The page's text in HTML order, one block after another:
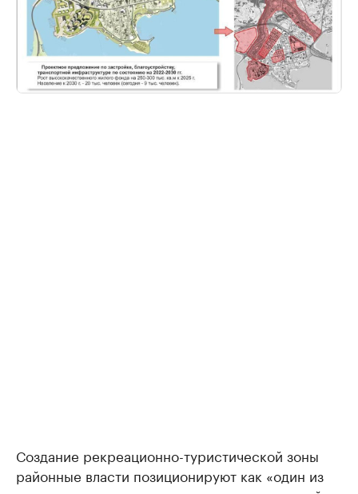
Создание рекреационно-туристической зоны
районные власти позиционируют как «один из